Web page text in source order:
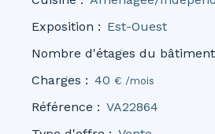
Exposition : Est-Ouest
Nombre d'étages du bâtiment
Charges : 40 € /mois
Référence : VA22864